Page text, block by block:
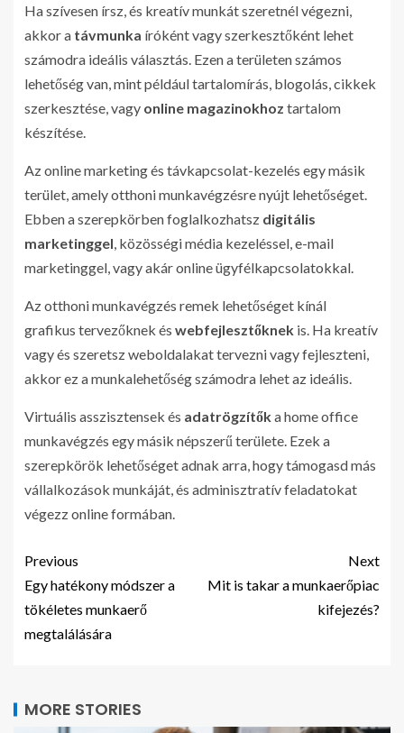
Ha szívesen írsz, és kreatív munkát szeretnél végezni,
akkor a távmunka íróként vagy szerkesztőként lehet
számodra ideális választás. Ezen a területen számos
lehetőség van, mint például tartalomírás, blogolás, cikkek
szerkesztése, vagy online magazinokhoz tartalom
készítése.
Az online marketing és távkapcsolat-kezelés egy másik
terület, amely otthoni munkavégzésre nyújt lehetőséget.
Ebben a szerepkörben foglalkozhatsz digitális
marketinggel , közösségi média kezeléssel, e-mail
marketinggel, vagy akár online ügyfélkapcsolatokkal.
Az otthoni munkavégzés remek lehetőséget kínál
grafikus tervezőknek és webfejlesztőknek is. Ha kreatív
vagy és szeretsz weboldalakat tervezni vagy fejleszteni,
akkor ez a munkalehetőség számodra lehet az ideális.
Virtuális asszisztensek és adatrögzítőka home office
munkavégzés egy másik népszerű területe. Ezek a
szerepkörök lehetőséget adnak arra, hogy támogasd más
vállalkozások munkáját, és adminisztratív feladatokat
végezz online formában.
Previous
Egy hatékony módszer a
tökéletes munkaerő
megtalálására
Next
Mit is takar a munkaerőpiac
kifejezés?
MORE STORIES